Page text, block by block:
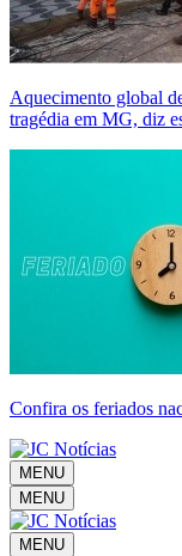
Aquecimento global
tragédia em MG, diz
Confira os feriados
MENU
MENU
MENU